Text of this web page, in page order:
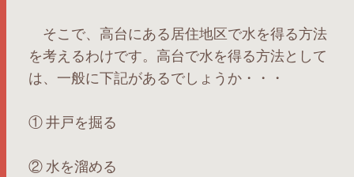
そこで、高台にある居住地区で水を得る方法
を考えるわけです。高台で水を得る方法として
は、一般に下記があるでしょうか・・・
① 井戸を掘る
② 水を溜める